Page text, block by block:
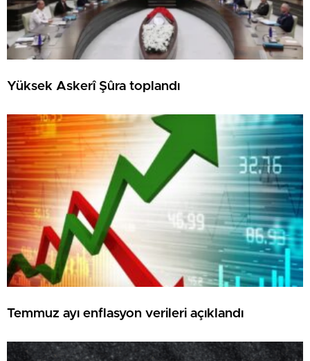
Yüksek Askerî Şûra toplandı
Temmuz ayı enflasyon verileri açıklandı